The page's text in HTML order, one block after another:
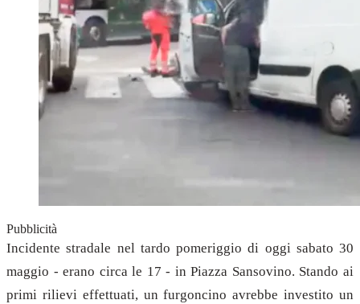
Pubblicità
Incidente stradale nel tardo pomeriggio di oggi sabato 30
maggio - erano circa le 17 - in Piazza Sansovino. Stando ai
primi rilievi effettuati, un furgoncino avrebbe investito un